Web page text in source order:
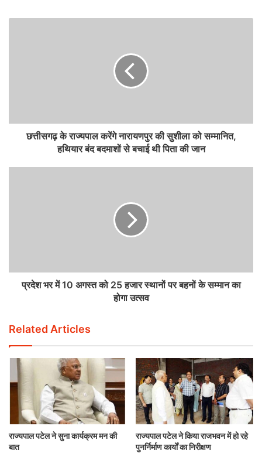
छत्तीसगढ़ के राज्यपाल करेंगे नारायणपुर की सुशीला को सम्मानित,
हथियार बंद बदमाशों से बचाई थी पिता की जान
प्रदेश भर में 10 अगस्त को 25 हजार स्थानों पर बहनों के सम्मान का
होगा उत्सव
Related Articles
राज्यपाल पटेल ने सुना कार्यक्रम मन की
बात
राज्यपाल पटेल ने किया राजभवन में हो रहे
पुनर्निर्माण कार्यों का निरीक्षण